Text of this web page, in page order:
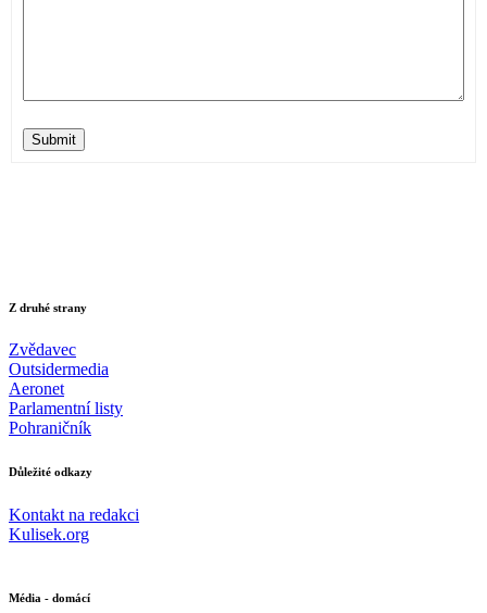
Submit
Z druhé strany
Zvědavec
Outsidermedia
Aeronet
Parlamentní listy
Pohraničník
Důležité odkazy
Kontakt na redakci
Kulisek.org
Média - domácí